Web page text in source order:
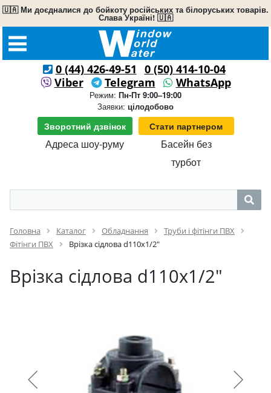
🇺🇦 Ми доєдналися до бойкоту російських та білоруських товарів.
Слава Україні! 🇺🇦
0 (44) 426-49-51
0 (50) 414-10-04
Viber
Telegram WhatsApp
Режим: Пн-Пт 9:00–19:00
Заявки: цілодобово
Зворотний дзвінок Стати партнером
Адреса шоу-руму
Басейн без
турбот
Головна Каталог Обладнання
Труби і фітінги ПВХ
Фітінги ПВХ
Врізка сідлова d110x1/2"
Врізка сідлова d110x1/2"